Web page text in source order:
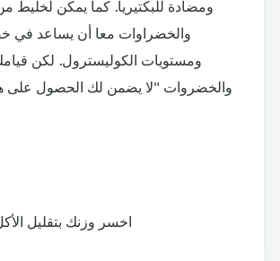
ومضادة للبكتيريا. كما يمكن لخليط
والخضراوات معا أن يساعد
ومستويات الكوليسترول. لكن
والخضروات "لا يضمن لك الحصول على
اخسر وزنك بتقليل